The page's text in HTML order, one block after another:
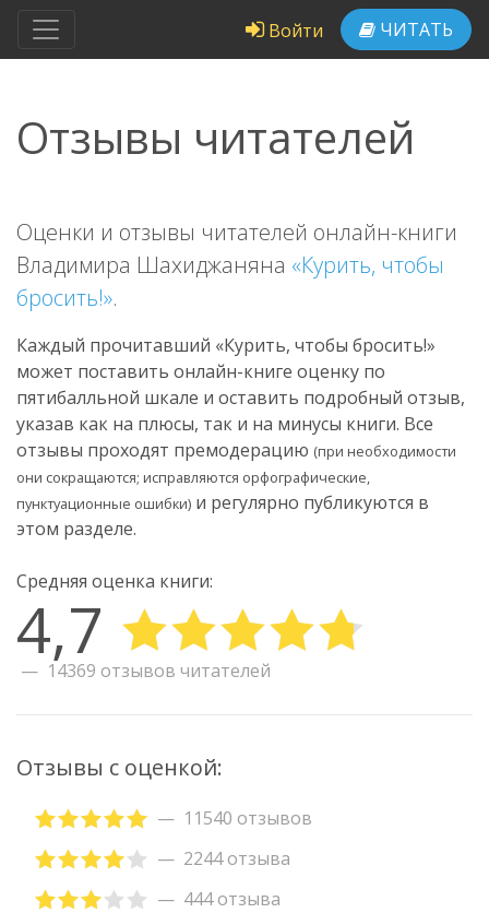
Войти ЧИТАТЬ
Отзывы читателей
Оценки и отзывы читателей онлайн-книги
Владимира Шахиджаняна «Курить, чтобы
бросить!».
Каждый прочитавший «Курить, чтобы бросить!»
может поставить онлайн-книге оценку по
пятибалльной шкале и оставить подробный отзыв,
указав как на плюсы, так и на минусы книги. Все
отзывы проходят премодерацию (при необходимости
они сокращаются; исправляются орфографические,
пунктуационные ошибки) и регулярно публикуются в
этом разделе.
Средняя оценка книги:
4,7
14369 отзывов читателей
Отзывы с оценкой:
11540 отзывов
2244 отзыва
444 отзыва